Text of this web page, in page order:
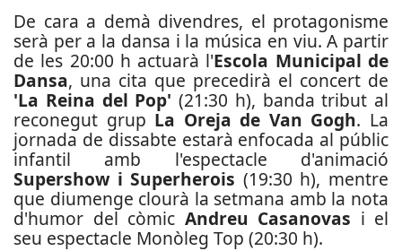
De cara a demà divendres, el protagonisme
serà per a la dansa i la música en viu. A partir
de les 20:00 h actuarà l'Escola Municipal de
Dansa, una cita que precedirà el concert de
'La Reina del Pop' (21:30 h), banda tribut al
reconegut grup La Oreja de Van Gogh. La
jornada de dissabte estarà enfocada al públic
infantil amb l'espectacle d'animació
Supershow i Superherois (19:30 h), mentre
que diumenge clourà la setmana amb la nota
d'humor del còmic Andreu Casanovas i el
seu espectacle Monòleg Top (20:30 h).